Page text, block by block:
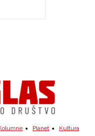
Planet
Kultura